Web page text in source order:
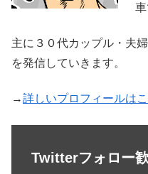
主に３０代カップル・夫
を発信していきます。
→詳しいプロフィールは
Twitterフォロー歓